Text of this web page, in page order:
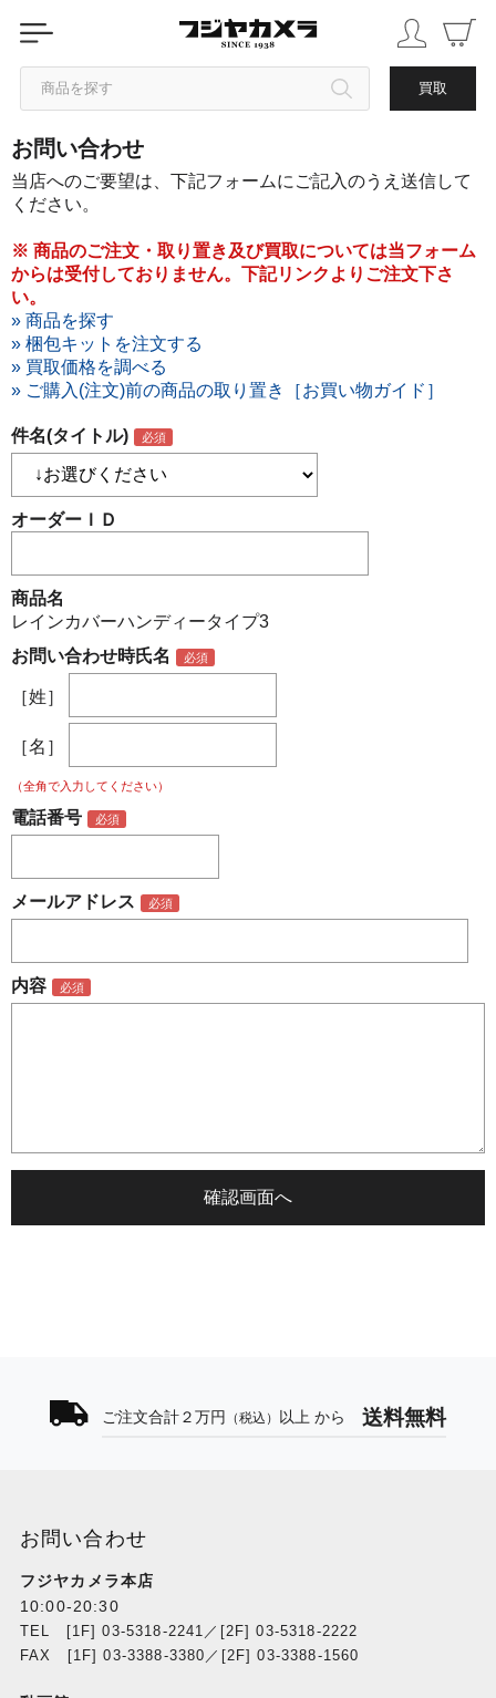
商品を探す 買取
カテゴリから探す
ブランドから探す
中古品を探す
お問い合わせ
当店へのご要望は、下記フォームにご記入のうえ送信して
ください。
※ 商品のご注文・取り置き及び買取については当フォーム
からは受付しておりません。下記リンクよりご注文下さ
い。
» 商品を探す
» 梱包キットを注文する
» 買取価格を調べる
» ご購入(注文)前の商品の取り置き［お買い物ガイド］
件名(タイトル)
オーダーＩＤ
商品名
レインカバーハンディータイプ3
お問い合わせ時氏名
［姓］
［名］
（全角で入力してください）
電話番号
メールアドレス
内容
ご注文合計２万円 （税込） 以上 から 送料無料
お問い合わせ
フジヤカメラ本店
10:00-20:30
TEL [1F] 03-5318-2241／[2F] 03-5318-2222
FAX [1F] 03-3388-3380／[2F] 03-3388-1560